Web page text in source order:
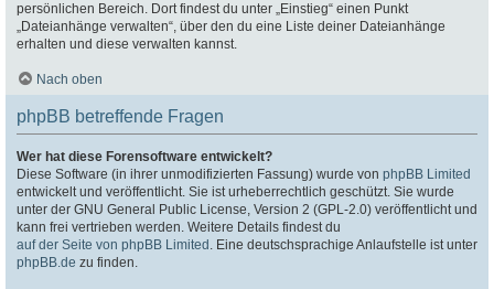
persönlichen Bereich. Dort findest du unter „Einstieg“ einen Punkt
„Dateianhänge verwalten“, über den du eine Liste deiner Dateianhänge
erhalten und diese verwalten kannst.
Nach oben
phpBB betreffende Fragen
Wer hat diese Forensoftware entwickelt?
Diese Software (in ihrer unmodifizierten Fassung) wurde von phpBB Limited
entwickelt und veröffentlicht. Sie ist urheberrechtlich geschützt. Sie wurde
unter der GNU General Public License, Version 2 (GPL-2.0) veröffentlicht und
kann frei vertrieben werden. Weitere Details findest du
auf der Seite von phpBB Limited . Eine deutschsprachige Anlaufstelle ist unter
phpBB.de zu finden.